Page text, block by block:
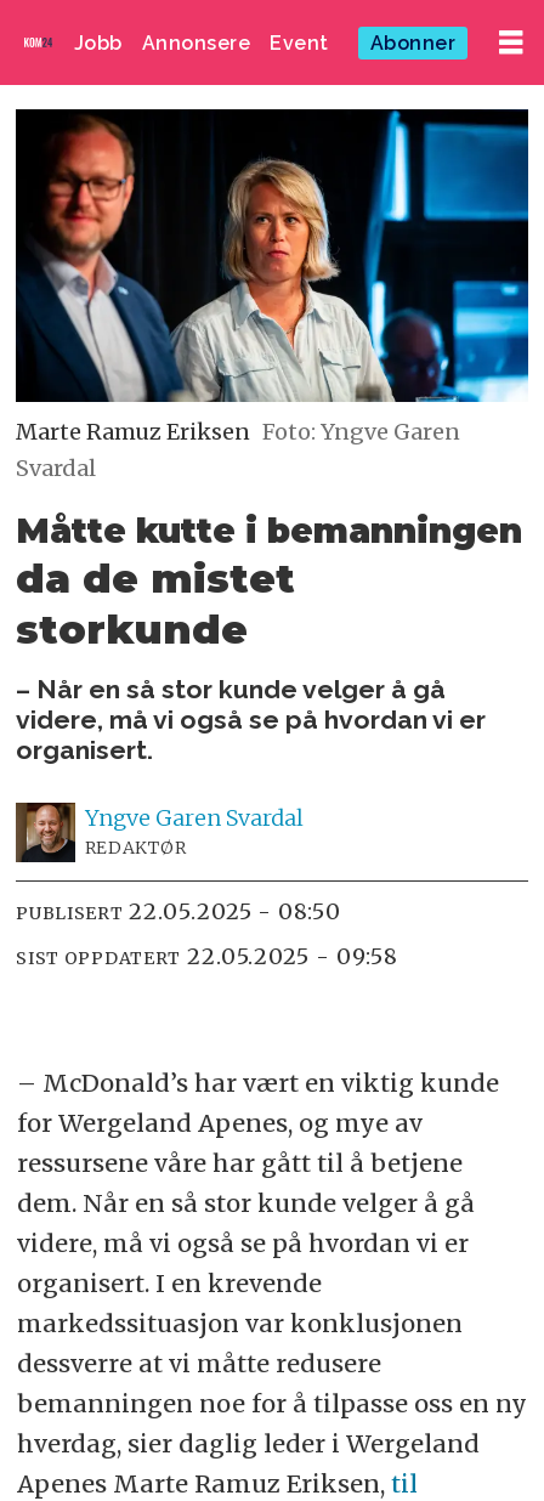
Jobb Annonsere Event Abonner
Marte Ramuz Eriksen Foto: Yngve Garen
Svardal
Måtte kutte i bemanningen
da de mistet
storkunde
– Når en så stor kunde velger å gå
videre, må vi også se på hvordan vi er
organisert.
Yngve Garen Svardal
REDAKTØR
PUBLISERT 22.05.2025 - 08:50
SIST OPPDATERT 22.05.2025 - 09:58
– McDonald’s har vært en viktig kunde
for Wergeland Apenes, og mye av
ressursene våre har gått til å betjene
dem. Når en så stor kunde velger å gå
videre, må vi også se på hvordan vi er
organisert. I en krevende
markedssituasjon var konklusjonen
dessverre at vi måtte redusere
bemanningen noe for å tilpasse oss en ny
hverdag, sier daglig leder i Wergeland
Apenes Marte Ramuz Eriksen, til